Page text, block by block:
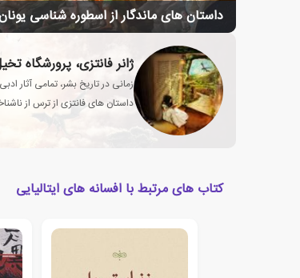
داستان های ماندگار از اسطوره شناسی
ژانر فانتزی، پرورشگاه
زمانی در تاریخ بشر، تمامی آثار
داستان های فانتزی از ترس از
کتاب های مرتبط با افسانه های ایتالیایی